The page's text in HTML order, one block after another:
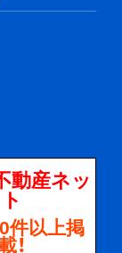
動産ネッ
ト
件以上掲
！